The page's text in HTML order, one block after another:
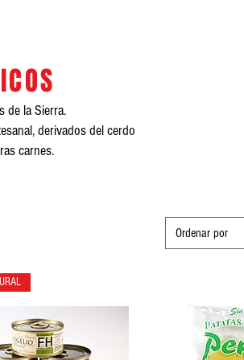
de la Sierra.
derivados del cerdo
carnes.
Ordenar por